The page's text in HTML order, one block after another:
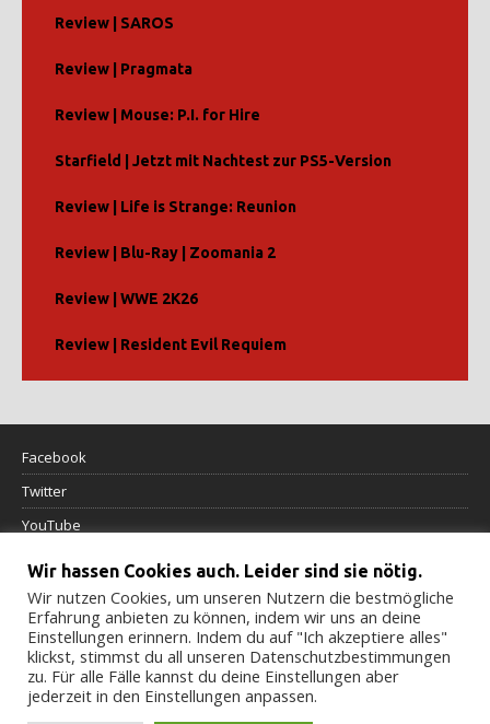
Review | SAROS
Review | Pragmata
Review | Mouse: P.I. for Hire
Starfield | Jetzt mit Nachtest zur PS5-Version
Review | Life is Strange: Reunion
Review | Blu-Ray | Zoomania 2
Review | WWE 2K26
Review | Resident Evil Requiem
Facebook
Twitter
YouTube
Datenschutzerklärung
Impressum
Cookierichtlinie
Wir hassen Cookies auch. Leider sind sie nötig.
Wir nutzen Cookies, um unseren Nutzern die bestmögliche
Erfahrung anbieten zu können, indem wir uns an deine
Einstellungen erinnern. Indem du auf "Ich akzeptiere alles"
klickst, stimmst du all unseren Datenschutzbestimmungen
zu. Für alle Fälle kannst du deine Einstellungen aber
jederzeit in den Einstellungen anpassen.